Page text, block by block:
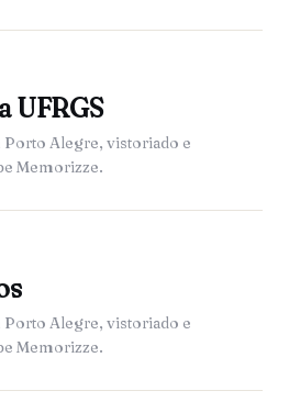
UFRGS
Porto Alegre, vistoriado e
Memorizze.
Porto Alegre, vistoriado e
Memorizze.